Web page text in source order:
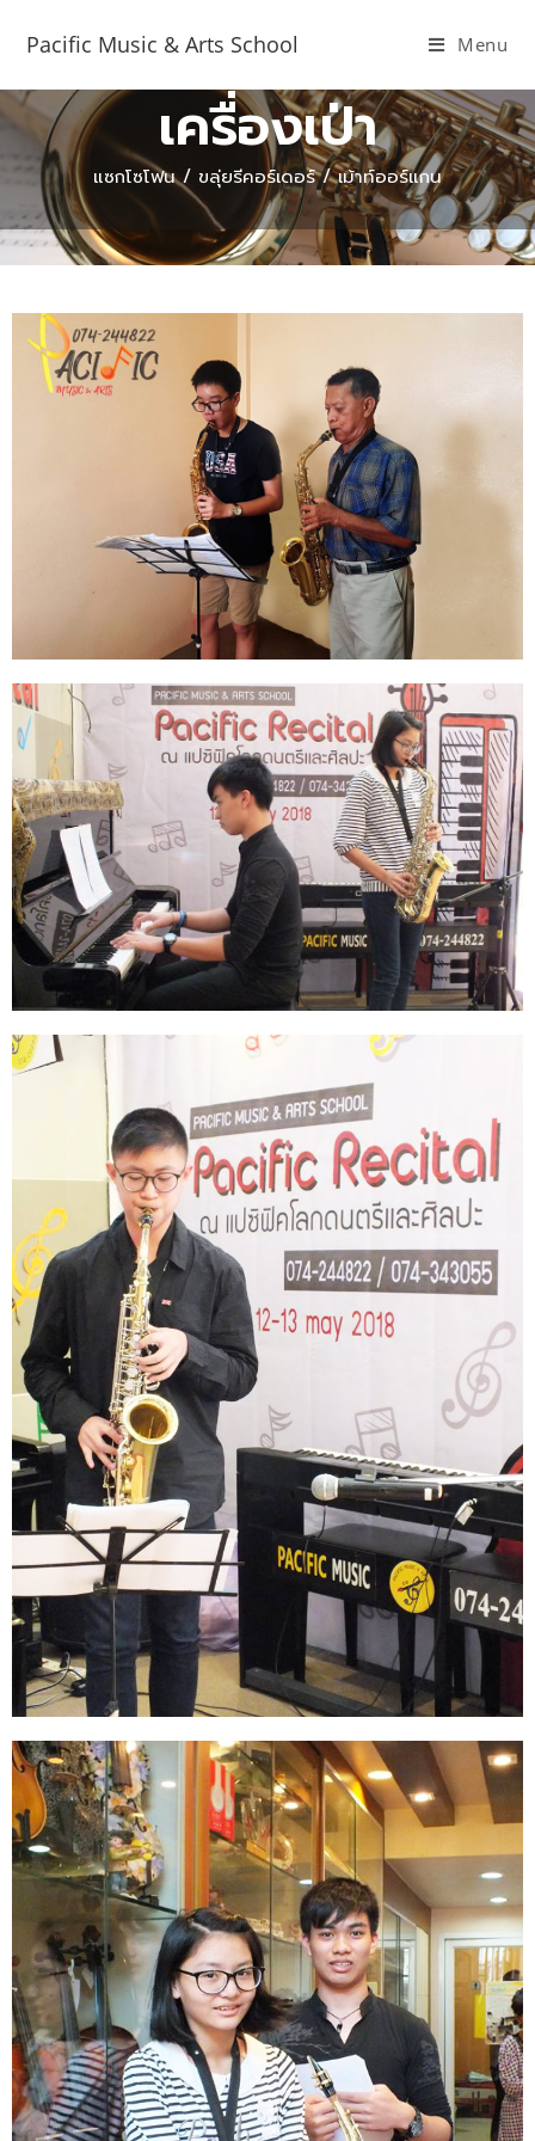
Pacific Music & Arts School Menu
เครื่องเป่า
แซกโซโฟน / ขลุ่ยรีคอร์เดอร์ / เม้าท์ออร์แกน